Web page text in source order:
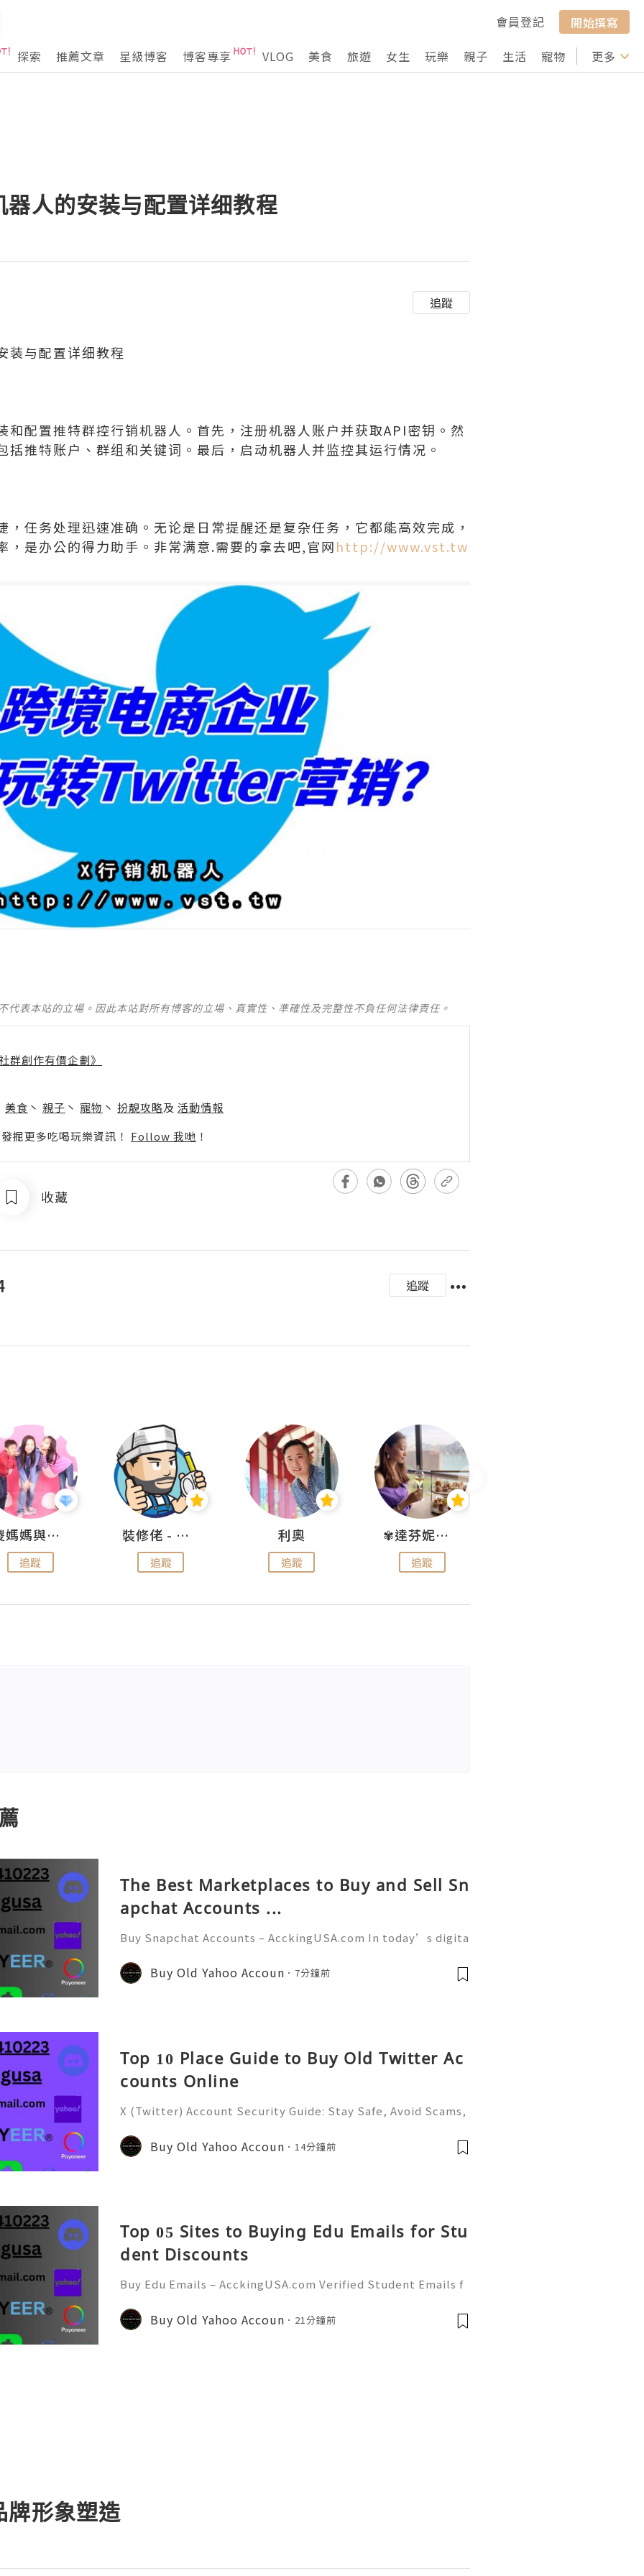
會員登記
開始撰寫
探索
推薦文章 星級博客 博客專享 VLOG 美食 旅遊 女生 玩樂 親子 生活 寵物 行山 打卡
更多
人的安装与配置详细教程
追蹤
装与配置详细教程
和配置推特群控行销机器人。首先，注册机器人账户并获取API密钥。然
括推特账户、群组和关键词。最后，启动机器人并监控其运行情况。
，任务处理迅速准确。无论是日常提醒还是复杂任务，它都能高效完成，
，是办公的得力助手。非常满意.需要的拿去吧,官网http://www.vst.tw
代表本站的立場。因此本站對所有博客的立場、真實性、準確性及完整性不負任何法律責任。
群創作有價企劃》
美食 丶 親子 丶 寵物 丶 扮靚攻略及 活動情報
掘更多吃喝玩樂資訊！ Follow 我哋 ！
收藏
追蹤
儍媽媽與兩隻小魔怪之家
追蹤
裝修佬 - 香港一站式網上裝修平台
追蹤
利奧
追蹤
✾達芬妮•愛孩子•愛生活✾
追蹤
The Best Marketplaces to Buy and Sell Sn
apchat Accounts ...
Buy Snapchat Accounts – AcckingUSA.com In today’s digita
nication, branding, and marketing. AcckingUSA.com Snapch
at has become one of the most
Buy Old Yahoo Accoun 7分鐘前
Top 10 Place Guide to Buy Old Twitter Ac
counts Online
X (Twitter) Account Security Guide: Stay Safe, Avoid Scams,
e of the world's most popular social media platforms, conne
cting millions of use
Buy Old Yahoo Accoun 14分鐘前
Top 05 Sites to Buying Edu Emails for Stu
dent Discounts
Buy Edu Emails – AcckingUSA.com Verified Student Emails f
s always online — Just contact! Visit now our websitehttp
s://acckingusa.com/product/b
Buy Old Yahoo Accoun 21分鐘前
牌形象塑造